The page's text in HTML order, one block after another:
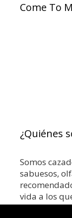
Come To
¿Quiénes
Somos
sabuesos,
vida a los
coctelerías